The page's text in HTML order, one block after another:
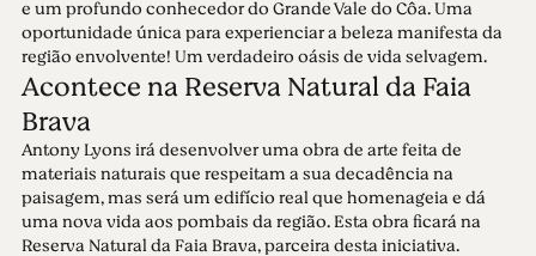
e um profundo conhecedor do Grande Vale do Côa. Uma
oportunidade única para experienciar a beleza manifesta da
região envolvente! Um verdadeiro oásis de vida selvagem.
Acontece na Reserva Natural da Faia
Brava
Antony Lyons irá desenvolver uma obra de arte feita de
materiais naturais que respeitam a sua decadência na
paisagem, mas será um edifício real que homenageia e dá
uma nova vida aos pombais da região. Esta obra ficará na
Reserva Natural da Faia Brava, parceira desta iniciativa.